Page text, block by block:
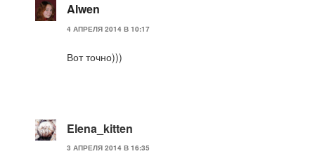
Alwen
4 АПРЕЛЯ 2014 В 10:17
Вот точно)))
Elena_kitten
3 АПРЕЛЯ 2014 В 16:35